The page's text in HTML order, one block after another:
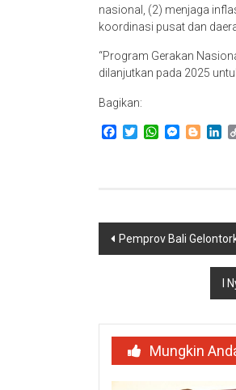
nasional, (2) menjaga
koordinasi pusat dan
“Program Gerakan
dilanjutkan pada 2025
Bagikan:
Facebook
TwitterWhatsApp
Navigasi
Pemprov Bali
I
Mungkin